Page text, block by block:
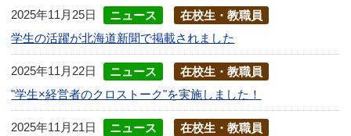
2025年11月25日 ニュース
在校生・教職員
学生の活躍が北海道新聞で掲載されました
2025年11月22日 ニュース
在校生・教職員
"学生×経営者のクロストーク"を実施しました！
2025年11月21日 ニュース 在校生・教職員